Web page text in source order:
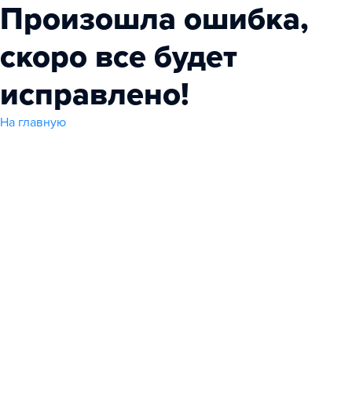
Произошла ошибка,
скоро все будет
исправлено!
На главную